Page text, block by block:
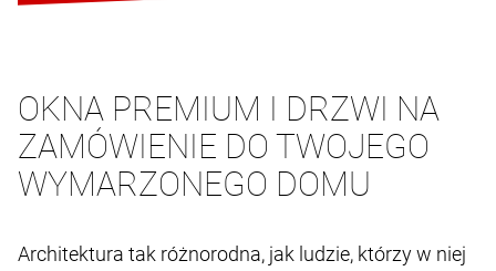
OKNA PREMIUM I DRZWI NA
ZAMÓWIENIE DO TWOJEGO
WYMARZONEGO DOMU
Architektura tak różnorodna, jak ludzie, którzy w niej